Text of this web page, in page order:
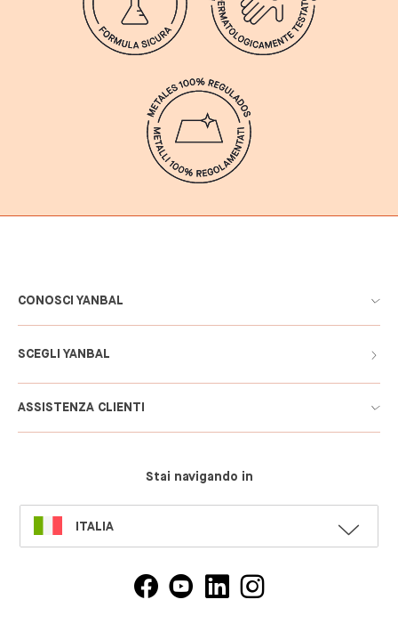
CONOSCI YANBAL
SCEGLI YANBAL
ASSISTENZA CLIENTI
Stai navigando in
SELECT
LANGUAGE
ITALIA